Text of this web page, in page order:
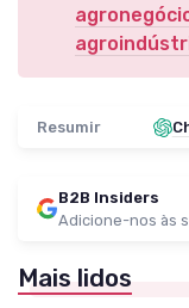
Resumir
B2B Insiders
Adicione-nos às
Mais lidos